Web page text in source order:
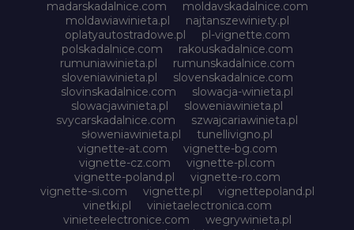
madarskadalnice.com
moldavskadalnice.com
moldawiawinieta.pl
najtanszewiniety.pl
oplatyautostradowe.pl
pl-vignette.com
polskadalnice.com
rakouskadalnice.com
rumuniawinieta.pl
rumunskadalnice.com
sloveniawinieta.pl
slovenskadalnice.com
slovinskadalnice.com
slowacja-winieta.pl
slowacjawinieta.pl
sloweniawinieta.pl
svycarskadalnice.com
szwajcariawinieta.pl
słoweniawinieta.pl
tunellivigno.pl
vignette-at.com
vignette-bg.com
vignette-cz.com
vignette-pl.com
vignette-poland.pl
vignette-ro.com
vignette-si.com
vignette.pl
vignettepoland.pl
vinetki.pl
vinietaelectronica.com
vinieteelectronice.com
wegrywinieta.pl